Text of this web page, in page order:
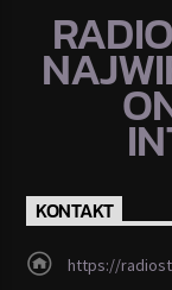
KONTAKT
https://